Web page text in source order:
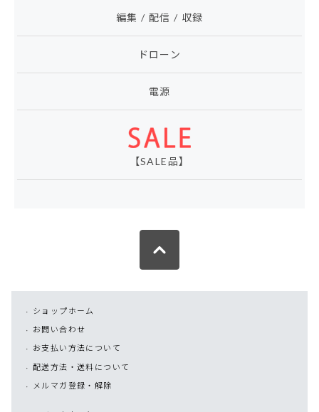
編集 / 配信 / 収録
ドローン
電源
【SALE品】
ショップホーム
お問い合わせ
お支払い方法について
配送方法・送料について
メルマガ登録・解除